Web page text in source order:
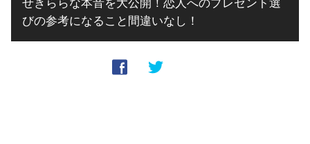
せきららな本音を大公開！恋人へのプレゼント選
びの参考になること間違いなし！